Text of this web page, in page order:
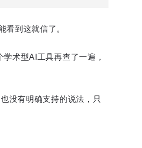
看到这就信了。
学术型AI工具再查了一遍，
没有明确支持的说法，只